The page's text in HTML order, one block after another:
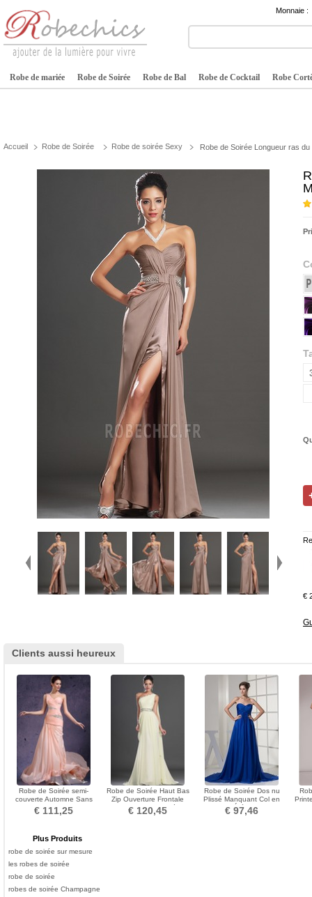
Monnaie :
Robe de mariée Robe de Soirée Robe de Bal Robe de Cocktail Robe
Accueil Robe de Soirée Robe de soirée Sexy Robe de Soirée Longueur ras
€
Clients aussi heureux
Robe de Soirée semi-
couverte Automne Sans
Manches Perle Taille chute
€ 111,25
Robe de Soirée Haut Bas
Zip Ouverture Frontale
Champagne Epurée
€ 120,45
Robe de Soirée Dos nu
Plissé Manquant Col en
Cœur Été Chiffon
€ 97,46
Plus Produits
robe de soirée sur mesure
les robes de soirée
robe de soirée
robes de soirée Champagne